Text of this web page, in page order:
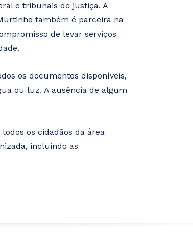
e tribunais de justiça. A
também é parceira na
de levar serviços
os documentos disponíveis,
ou luz. A ausência de algum
os cidadãos da área
incluindo as